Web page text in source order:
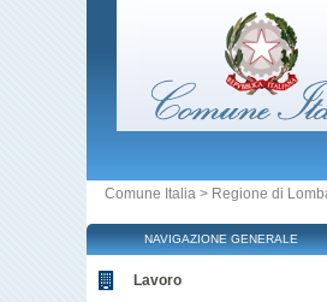
Comune Italia > Regione di
NAVIGAZIONE GENERALE
Lavoro